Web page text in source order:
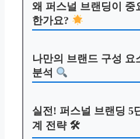
왜 퍼스널 브랜딩이 중
한가요?
나만의 브랜드 구성 요
분석
실전! 퍼스널 브랜딩 5
계 전략 🛠